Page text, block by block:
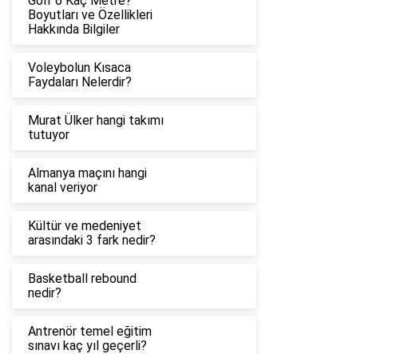
Boyutları ve Özellikleri
Hakkında Bilgiler
Voleybolun Kısaca
Faydaları Nelerdir?
Murat Ülker hangi takımı
tutuyor
Almanya maçını hangi
kanal veriyor
Kültür ve medeniyet
arasındaki 3 fark nedir?
Basketball rebound
nedir?
Antrenör temel eğitim
sınavı kaç yıl geçerli?